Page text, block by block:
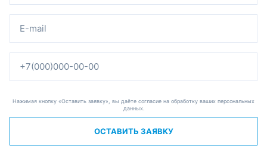
Нажимая кнопку «Оставить заявку», вы даёте согласие на обработку ваших персональных
данных.
ОСТАВИТЬ ЗАЯВКУ